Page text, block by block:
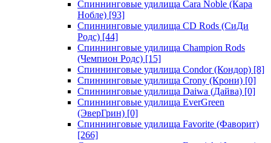
Спиннинговые удилища Cara Noble (Кара
Нобле) [93]
Спиннинговые удилища CD Rods (СиДи
Родс) [44]
Спиннинговые удилища Champion Rods
(Чемпион Родс) [15]
Спиннинговые удилища Condor (Кондор) [8]
Спиннинговые удилища Crony (Крони) [0]
Спиннинговые удилища Daiwa (Дайва) [0]
Спиннинговые удилища EverGreen
(ЭверГрин) [0]
Спиннинговые удилища Favorite (Фаворит)
[266]